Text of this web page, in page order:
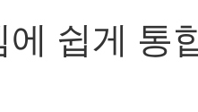
에 쉽게 통